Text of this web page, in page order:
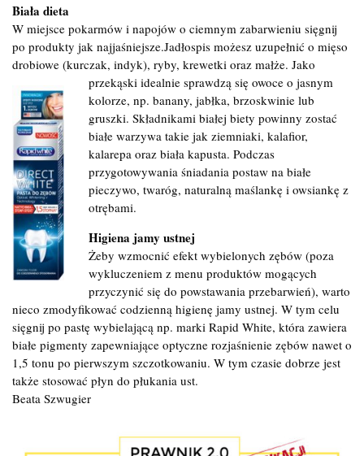
Biała dieta
W miejsce pokarmów i napojów o ciemnym zabarwieniu sięgnij
po produkty jak najjaśniejsze.Jadłospis możesz uzupełnić o mięso
drobiowe (kurczak, indyk), ryby, krewetki oraz małże. Jako
przekąski idealnie sprawdzą się owoce o jasnym
kolorze, np. banany, jabłka, brzoskwinie lub
gruszki. Składnikami białej biety powinny zostać
białe warzywa takie jak ziemniaki, kalafior,
kalarepa oraz biała kapusta. Podczas
przygotowywania śniadania postaw na białe
pieczywo, twaróg, naturalną maślankę i owsiankę z
otrębami.
Higiena jamy ustnej
Żeby wzmocnić efekt wybielonych zębów (poza
wykluczeniem z menu produktów mogących
przyczynić się do powstawania przebarwień), warto
nieco zmodyfikować codzienną higienę jamy ustnej. W tym celu
sięgnij po pastę wybielającą np. marki Rapid White, która zawiera
białe pigmenty zapewniające optyczne rozjaśnienie zębów nawet o
1,5 tonu po pierwszym szczotkowaniu. W tym czasie dobrze jest
także stosować płyn do płukania ust.
Beata Szwugier